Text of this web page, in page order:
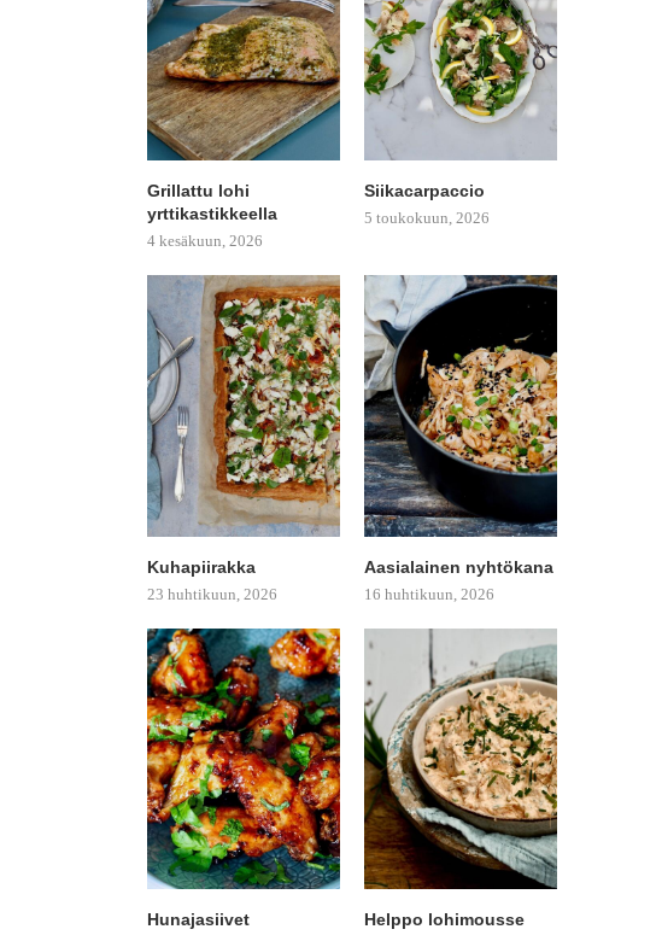
Grillattu lohi
yrttikastikkeella
4 kesäkuun, 2026
Siikacarpaccio
5 toukokuun, 2026
Kuhapiirakka
23 huhtikuun, 2026
Aasialainen nyhtökana
16 huhtikuun, 2026
Hunajasiivet Helppo lohimousse